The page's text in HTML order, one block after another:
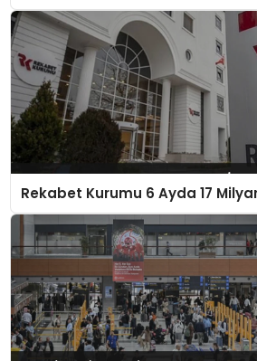
Rekabet Kurumu 6 Ayda 17